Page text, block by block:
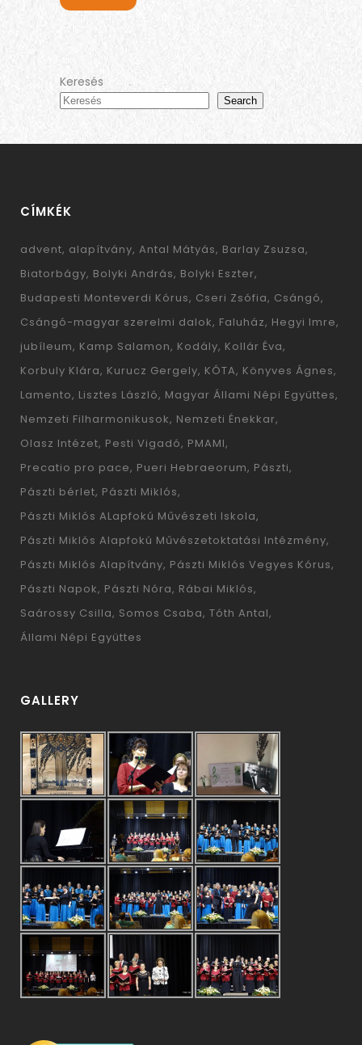
Keresés
Search
CÍMKÉK
advent alapítvány Antal Mátyás Barlay Zsuzsa
Biatorbágy Bolyki András Bolyki Eszter
Budapesti Monteverdi Kórus Cseri Zsófia Csángó
Csángó-magyar szerelmi dalok Faluház Hegyi Imre
jubíleum Kamp Salamon Kodály Kollár Éva
Korbuly Klára Kurucz Gergely KÓTA Könyves Ágnes
Lamento Lisztes László Magyar Állami Népi Együttes
Nemzeti Filharmonikusok Nemzeti Énekkar
Olasz Intézet Pesti Vigadó PMAMI
Precatio pro pace Pueri Hebraeorum Pászti
Pászti bérlet Pászti Miklós
Pászti Miklós ALapfokú Művészeti Iskola
Pászti Miklós Alapfokú Művészetoktatási Intézmény
Pászti Miklós Alapítvány Pászti Miklós Vegyes Kórus
Pászti Napok Pászti Nóra Rábai Miklós
Saárossy Csilla Somos Csaba Tóth Antal
Állami Népi Együttes
GALLERY